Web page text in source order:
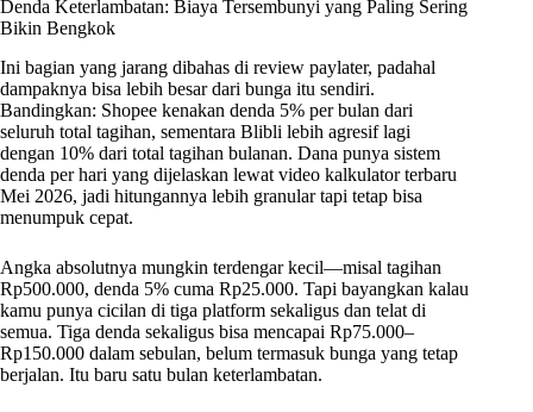
Denda Keterlambatan: Biaya Tersembunyi yang Paling Sering
Bikin Bengkok
Ini bagian yang jarang dibahas di review paylater, padahal
dampaknya bisa lebih besar dari bunga itu sendiri.
Bandingkan: Shopee kenakan denda 5% per bulan dari
seluruh total tagihan, sementara Blibli lebih agresif lagi
dengan 10% dari total tagihan bulanan. Dana punya sistem
denda per hari yang dijelaskan lewat video kalkulator terbaru
Mei 2026, jadi hitungannya lebih granular tapi tetap bisa
menumpuk cepat.
Angka absolutnya mungkin terdengar kecil—misal tagihan
Rp500.000, denda 5% cuma Rp25.000. Tapi bayangkan kalau
kamu punya cicilan di tiga platform sekaligus dan telat di
semua. Tiga denda sekaligus bisa mencapai Rp75.000–
Rp150.000 dalam sebulan, belum termasuk bunga yang tetap
berjalan. Itu baru satu bulan keterlambatan.